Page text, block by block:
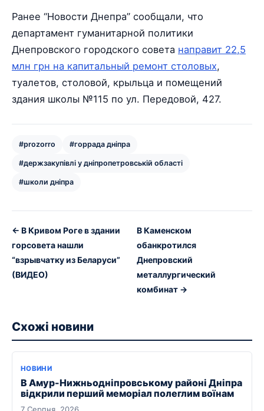
Ранее “Новости Днепра” сообщали, что
департамент гуманитарной политики
Днепровского городского совета направит 22,5
млн грн на капитальный ремонт столовых,
туалетов, столовой, крыльца и помещений
здания школы №115 по ул. Передовой, 427.
#prozorro #горрада дніпра
#держзакупівлі у дніпропетровській області
#школи дніпра
← В Кривом Роге в здании
горсовета нашли
“взрывчатку из Беларуси”
(ВИДЕО)
В Каменском
обанкротился
Днепровский
металлургический
комбинат →
Схожі новини
НОВИНИ
В Амур-Нижньодніпровському районі Дніпра
відкрили перший меморіал полеглим воїнам